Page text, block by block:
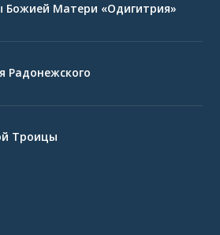
Божией Матери «Одигитрия»
Радонежского
Троицы